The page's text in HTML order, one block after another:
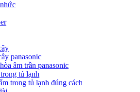
panasonic
âm trần panasonic
tủ lạnh
trong tủ lạnh đúng cách